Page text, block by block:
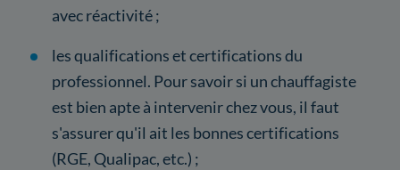
avec réactivité ;
les qualifications et certifications du
professionnel. Pour savoir si un chauffagiste
est bien apte à intervenir chez vous, il faut
s'assurer qu'il ait les bonnes certifications
(RGE, Qualipac, etc.) ;